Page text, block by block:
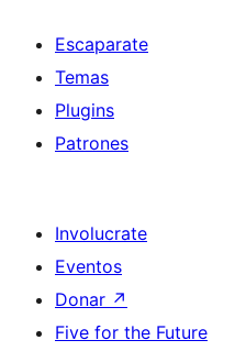
Escaparate
Temas
Plugins
Patrones
Involucrate
Eventos
Donar ↗
Five for the Future